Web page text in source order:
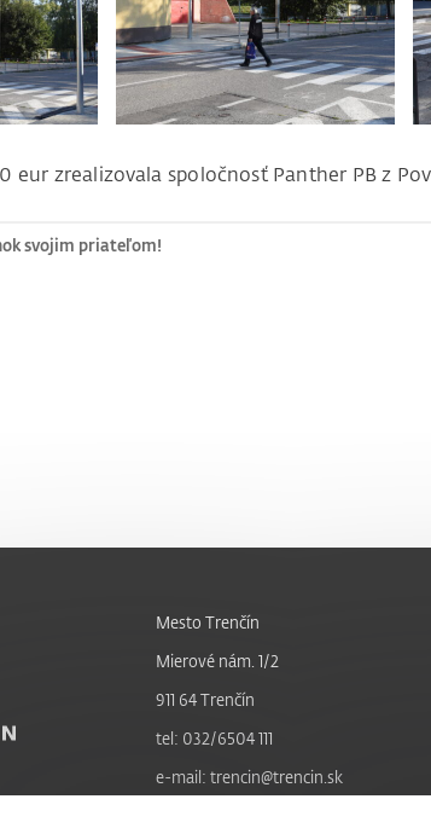
eur zrealizovala spoločnosť Panther PB z
svojim priateľom!
Mesto Trenčín
Mierové nám. 1/2
911 64 Trenčín
tel: 032/6504 111
e-mail: trencin@trencin.sk